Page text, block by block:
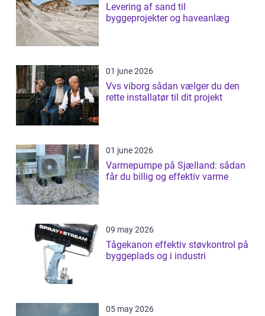
Levering af sand til
byggeprojekter og haveanlæg
01 june 2026
Vvs viborg sådan vælger du den
rette installatør til dit projekt
01 june 2026
Varmepumpe på Sjælland: sådan
får du billig og effektiv varme
09 may 2026
Tågekanon effektiv støvkontrol på
byggeplads og i industri
05 may 2026